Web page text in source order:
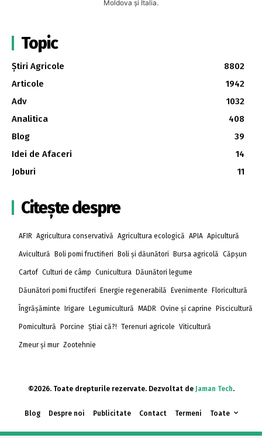
Moldova și Italia.
Topic
Știri Agricole
8802
Articole
1942
Adv
1032
Analitica
408
Blog
39
Idei de Afaceri
14
Joburi
11
Citește despre
AFIR Agricultura conservativă Agricultura ecologică APIA Apicultură
Avicultură Boli pomi fructifieri Boli și dăunători Bursa agricolă Căpșun
Cartof Culturi de câmp Cunicultura Dăunători legume
Dăunători pomi fructiferi Energie regenerabilă Evenimente Floricultură
Îngrășăminte Irigare Legumicultură MADR Ovine și caprine Piscicultură
Pomicultură Porcine Știai că?! Terenuri agricole Viticultură
Zmeur și mur Zootehnie
©2026. Toate drepturile rezervate. Dezvoltat de Jaman Tech.
Blog Despre noi Publicitate Contact Termeni Toate